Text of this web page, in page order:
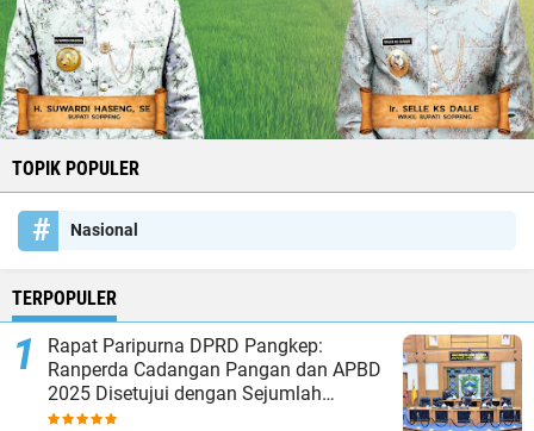
TOPIK POPULER
Nasional
TERPOPULER
Rapat Paripurna DPRD Pangkep:
Ranperda Cadangan Pangan dan APBD
2025 Disetujui dengan Sejumlah
Catatan